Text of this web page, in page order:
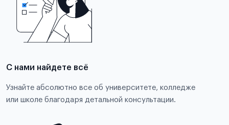
С нами найдете всё
Узнайте абсолютно все об университете, колледже
или школе благодаря детальной консультации.